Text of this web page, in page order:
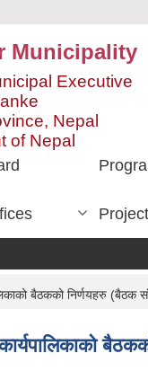
Municipality
Executive
Nepal
of Nepal
Project
बैठकको निर्णयहरु (बैठक